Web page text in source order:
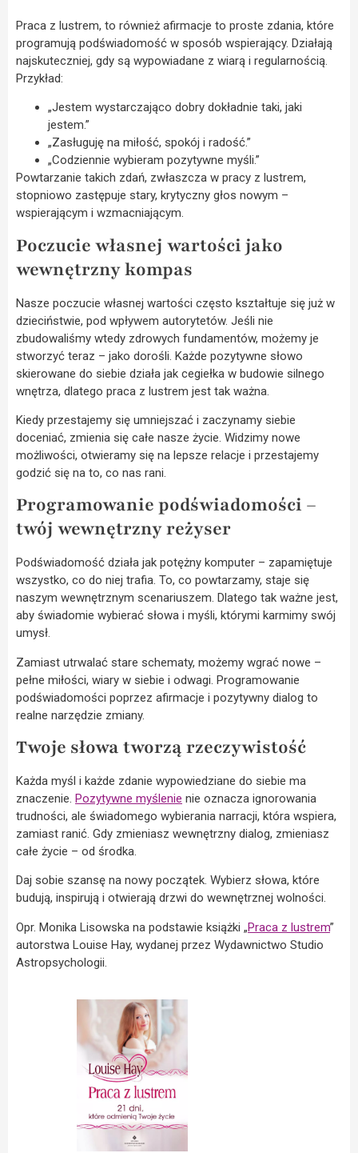
Praca z lustrem, to również afirmacje to proste zdania, które
programują podświadomość w sposób wspierający. Działają
najskuteczniej, gdy są wypowiadane z wiarą i regularnością.
Przykład:
„Jestem wystarczająco dobry dokładnie taki, jaki
jestem.”
„Zasługuję na miłość, spokój i radość.”
„Codziennie wybieram pozytywne myśli.”
Powtarzanie takich zdań, zwłaszcza w pracy z lustrem,
stopniowo zastępuje stary, krytyczny głos nowym –
wspierającym i wzmacniającym.
Poczucie własnej wartości jako
wewnętrzny kompas
Nasze poczucie własnej wartości często kształtuje się już w
dzieciństwie, pod wpływem autorytetów. Jeśli nie
zbudowaliśmy wtedy zdrowych fundamentów, możemy je
stworzyć teraz – jako dorośli. Każde pozytywne słowo
skierowane do siebie działa jak cegiełka w budowie silnego
wnętrza, dlatego praca z lustrem jest tak ważna.
Kiedy przestajemy się umniejszać i zaczynamy siebie
doceniać, zmienia się całe nasze życie. Widzimy nowe
możliwości, otwieramy się na lepsze relacje i przestajemy
godzić się na to, co nas rani.
Programowanie podświadomości –
twój wewnętrzny reżyser
Podświadomość działa jak potężny komputer – zapamiętuje
wszystko, co do niej trafia. To, co powtarzamy, staje się
naszym wewnętrznym scenariuszem. Dlatego tak ważne jest,
aby świadomie wybierać słowa i myśli, którymi karmimy swój
umysł.
Zamiast utrwalać stare schematy, możemy wgrać nowe –
pełne miłości, wiary w siebie i odwagi. Programowanie
podświadomości poprzez afirmacje i pozytywny dialog to
realne narzędzie zmiany.
Twoje słowa tworzą rzeczywistość
Każda myśl i każde zdanie wypowiedziane do siebie ma
znaczenie. Pozytywne myślenie nie oznacza ignorowania
trudności, ale świadomego wybierania narracji, która wspiera,
zamiast ranić. Gdy zmieniasz wewnętrzny dialog, zmieniasz
całe życie – od środka.
Daj sobie szansę na nowy początek. Wybierz słowa, które
budują, inspirują i otwierają drzwi do wewnętrznej wolności.
Opr. Monika Lisowska na podstawie książki „Praca z lustrem”
autorstwa Louise Hay, wydanej przez Wydawnictwo Studio
Astropsychologii.